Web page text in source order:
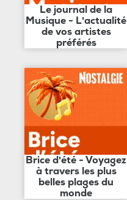
Le journal de la
Musique - L'actualité
de vos artistes
préférés
Brice d'été - Voyagez
à travers les plus
belles plages du
monde